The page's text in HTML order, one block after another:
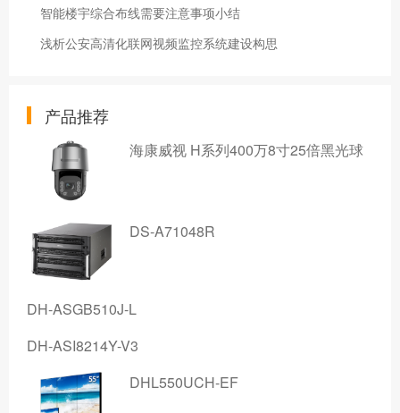
智能楼宇综合布线需要注意事项小结
浅析公安高清化联网视频监控系统建设构思
产品推荐
海康威视 H系列400万8寸25倍黑光球
DS-A71048R
DH-ASGB510J-L
DH-ASI8214Y-V3
DHL550UCH-EF